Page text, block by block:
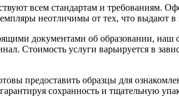
всем стандартам и требованиям.
неотличимы от тех, что выдают в
документами об образовании,
Стоимость услуги варьируется в
предоставить образцы для
сохранность и тщательную